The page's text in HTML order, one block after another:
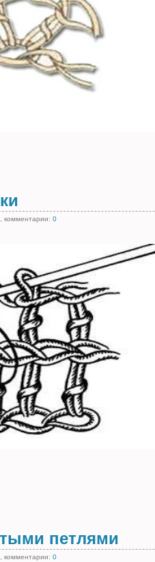
, комментарии: 0
петлями
, комментарии: 0